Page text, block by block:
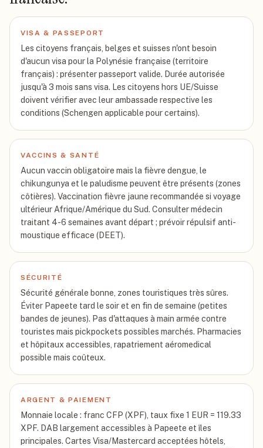
VISA & PASSEPORT
Les citoyens français, belges et suisses n'ont besoin
d'aucun visa pour la Polynésie française (territoire
français) : présenter passeport valide. Durée autorisée
jusqu'à 3 mois sans visa. Les citoyens hors UE/Suisse
doivent vérifier avec leur ambassade respective les
conditions (Schengen applicable pour certains).
VACCINS & SANTÉ
Aucun vaccin obligatoire mais la fièvre dengue, le
chikungunya et le paludisme peuvent être présents (zones
côtières). Vaccination fièvre jaune recommandée si voyage
ultérieur Afrique/Amérique du Sud. Consulter médecin
traitant 4-6 semaines avant départ ; prévoir répulsif anti-
moustique efficace (DEET).
SÉCURITÉ
Sécurité générale bonne, zones touristiques très sûres.
Éviter Papeete tard le soir et en fin de semaine (petites
bandes de jeunes). Pas d'attaques à main armée contre
touristes mais pickpockets possibles marchés. Pharmacies
et hôpitaux accessibles, rapatriement aéromedical
possible mais coûteux.
ARGENT & PAIEMENT
Monnaie locale : franc CFP (XPF), taux fixe 1 EUR = 119.33
XPF. DAB largement accessibles à Papeete et îles
principales. Cartes Visa/Mastercard acceptées hôtels,